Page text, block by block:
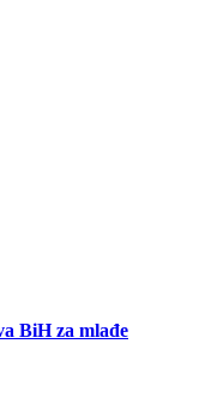
BiH za mlađe